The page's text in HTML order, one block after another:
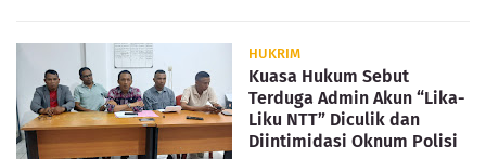
HUKRIM
Kuasa Hukum Sebut
Terduga Admin Akun “Lika-
Liku NTT” Diculik dan
Diintimidasi Oknum Polisi